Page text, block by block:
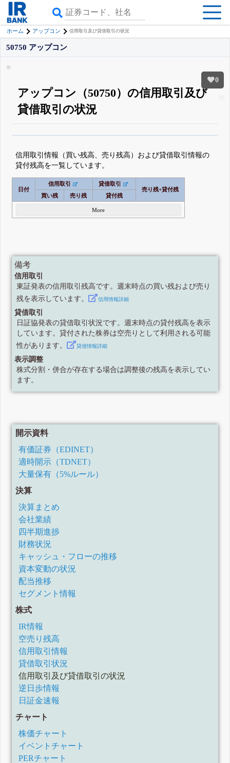
ホーム アップコン 信用取引及び貸借取引の状況
0
50750 アップコン
アップコン（50750）の信用取引及び
貸借取引の状況
くできる
無料でβ版をはじめる
登録すると永久30%OFFと米株版の先行利用も付きます
信用取引情報（買い残高、売り残高）および貸借取引情報の
貸付残高を一覧しています。
日付
信用取引
貸借取引
売り残+貸付残
買い残
売り残 貸付残
More
備考
信用取引
東証発表の信用取引残高です。週末時点の買い残および売り
残を表示しています。
信用情報詳細
貸借取引
日証協発表の貸借取引状況です。週末時点の貸付残高を表示
しています。貸付された株券は空売りとして利用される可能
性があります。
貸借情報詳細
表示調整
株式分割・併合が存在する場合は調整後の残高を表示してい
ます。
開示資料
有価証券（EDINET）
適時開示（TDNET）
大量保有（5%ルール）
決算
決算まとめ
会社業績
四半期進捗
財務状況
キャッシュ・フローの推移
資本変動の状況
配当推移
セグメント情報
株式
IR情報
空売り残高
信用取引情報
貸借取引状況
信用取引及び貸借取引の状況
逆日歩情報
日証金速報
チャート
株価チャート
イベントチャート
PERチャート